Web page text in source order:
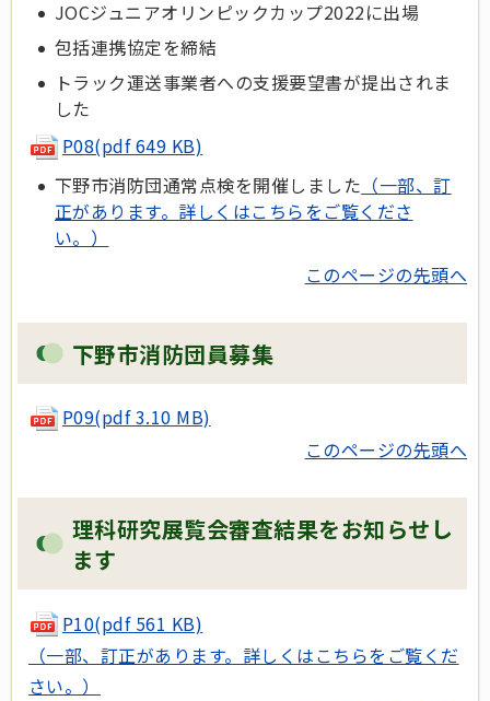
JOCジュニアオリンピックカップ2022に出場
包括連携協定を締結
トラック運送事業者への支援要望書が提出されま
した
P08(pdf 649 KB)
下野市消防団通常点検を開催しました （一部、訂
正があります。詳しくはこちらをご覧くださ
い。）
このページの先頭へ
下野市消防団員募集
P09(pdf 3.10 MB)
このページの先頭へ
理科研究展覧会審査結果をお知らせし
ます
P10(pdf 561 KB)
（一部、訂正があります。詳しくはこちらをご覧くだ
さい。）